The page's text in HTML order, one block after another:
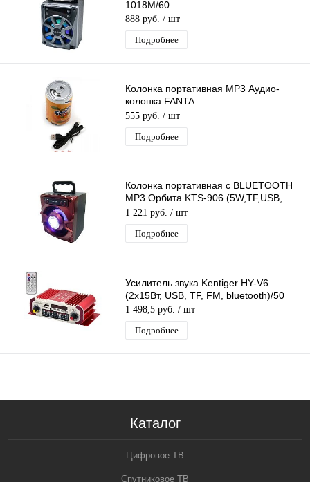
1018M/60
888 руб. / шт
Подробнее
Колонка портативная MP3 Аудио-
колонка FANTA
(FM/USB/microSD/AUX)
555 руб. / шт
Подробнее
Колонка портативная с BLUETOOTH
MP3 Орбита KTS-906 (5W,TF,USB,
FM, аккум. встр)/50
1 221 руб. / шт
Подробнее
Усилитель звука Kentiger HY-V6
(2х15Вт, USB, TF, FM, bluetooth)/50
1 498,5 руб. / шт
Подробнее
Каталог
Цифровое ТВ
Спутниковое ТВ